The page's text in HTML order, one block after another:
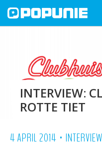
INTERVIEW:
ROTTE TIET
4 APRIL 2014 •